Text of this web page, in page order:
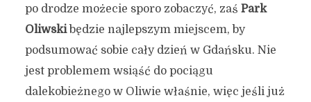
po drodze możecie sporo zobaczyć, zaś Park
Oliwskibędzie najlepszym miejscem, by
podsumować sobie cały dzień w Gdańsku. Nie
jest problemem wsiąść do pociągu
dalekobieżnego w Oliwie właśnie, więc jeśli już